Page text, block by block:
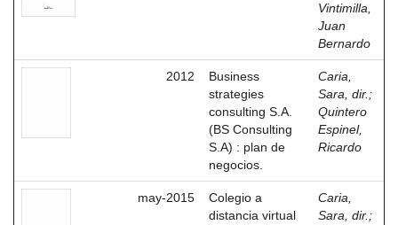
Vintimilla,
Juan
Bernardo
2012
Business
strategies
consulting S.A.
(BS Consulting
S.A) : plan de
negocios.
Caria,
Sara, dir. ;
Quintero
Espinel,
Ricardo
may-2015
Colegio a
distancia virtual
Caria,
Sara, dir. ;